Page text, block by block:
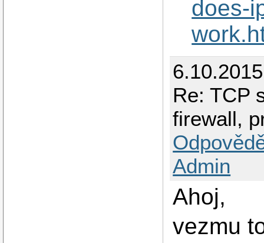
does-
Re: TCP
firewall,
Admin
Ahoj,
vezmu